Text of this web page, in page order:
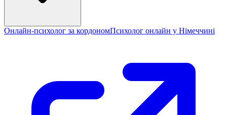
Онлайн-психолог за кордономПсихолог онлайн у Німеччині